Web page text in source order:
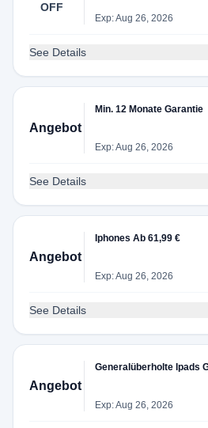
OFF
Exp: Aug 26, 2026
See Details
Angebot
Min. 12 Monate Garantie
Exp: Aug 26, 2026
See Details
Angebot
Iphones Ab 61,99 €
Exp: Aug 26, 2026
See Details
Angebot
Generalüberholte Ipads
Exp: Aug 26, 2026